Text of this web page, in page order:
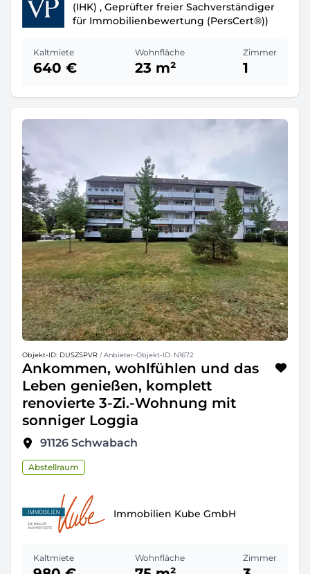
(IHK) , Geprüfter freier Sachverständiger
für Immobilienbewertung (PersCert®))
Kaltmiete
640 €
Wohnfläche
23 m²
Zimmer
1
Objekt-ID: DUSZSPVR / Anbieter-Objekt-ID: N1672
Ankommen, wohlfühlen und das
Leben genießen, komplett
renovierte 3-Zi.-Wohnung mit
sonniger Loggia
91126 Schwabach
Abstellraum
Immobilien Kube GmbH
Kaltmiete Wohnfläche Zimmer